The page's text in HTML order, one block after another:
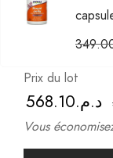
Prix du lot
د.م.568.10
Vous